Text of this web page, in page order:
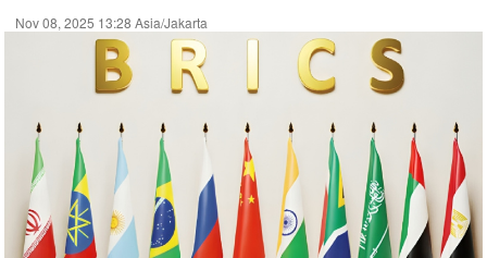
Nov 08, 2025 13:28 Asia/Jakarta